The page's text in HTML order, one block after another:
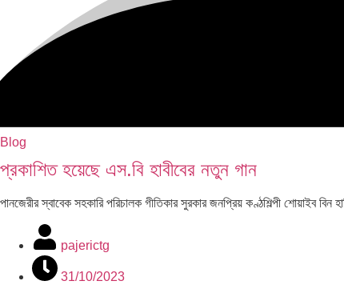
Blog
প্রকাশিত হয়েছে এস.বি হাবীবের নতুন গান
পানজেরীর স্বাবেক সহকারি পরিচালক গীতিকার সুরকার জনপ্রিয় কণ্ঠশিল্পী
pajerictg
31/10/2023